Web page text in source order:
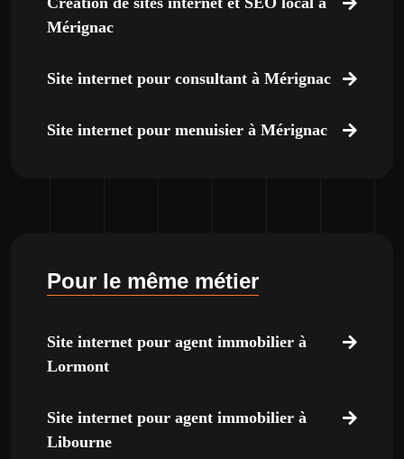
Mérignac
Site internet pour consultant à Mérignac
Site internet pour menuisier à Mérignac
Pour le même métier
Site internet pour agent immobilier à
Lormont
Site internet pour agent immobilier à
Libourne